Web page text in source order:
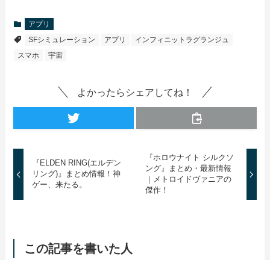
アプリ
SFシミュレーション
アプリ
インフィニットラグランジュ
スマホ
宇宙
よかったらシェアしてね！
『ELDEN RING(エルデン
リング)』まとめ情報！神
ゲー、来たる。
『ホロウナイト シルクソ
ング』まとめ・最新情報
｜メトロイドヴァニアの
傑作！
この記事を書いた人